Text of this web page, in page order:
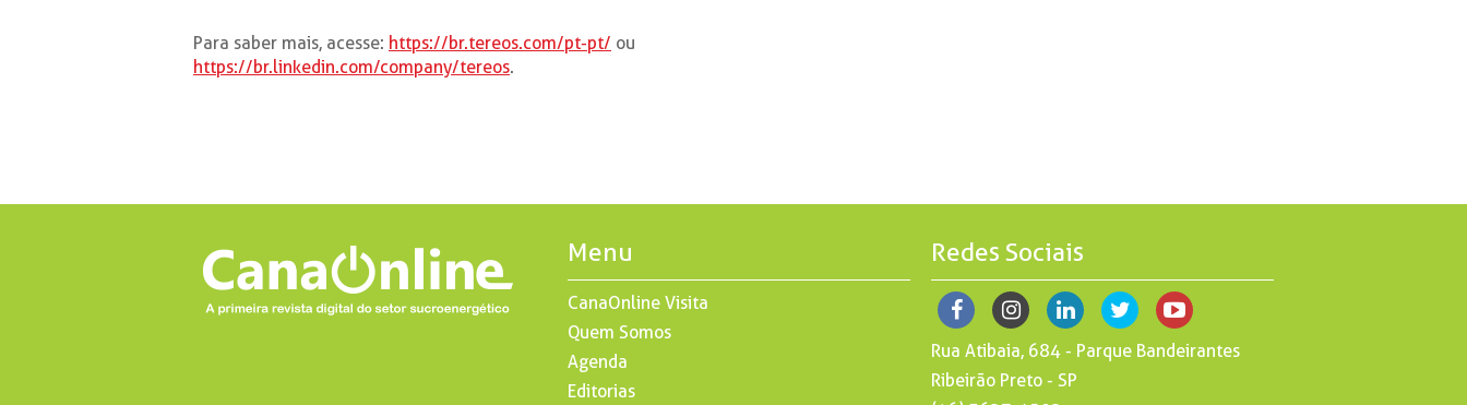
Para saber mais, acesse: https://br.tereos.com/pt-pt/ ou
https://br.linkedin.com/company/tereos.
Menu
CanaOnline Visita
Quem Somos
Agenda
Editorias
Redes Sociais
Rua Atibaia, 684 - Parque Bandeirantes
Ribeirão Preto - SP